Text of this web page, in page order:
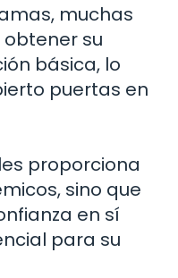
muchas
su
básica, lo
puertas en
proporciona
sino que
en sí
para su